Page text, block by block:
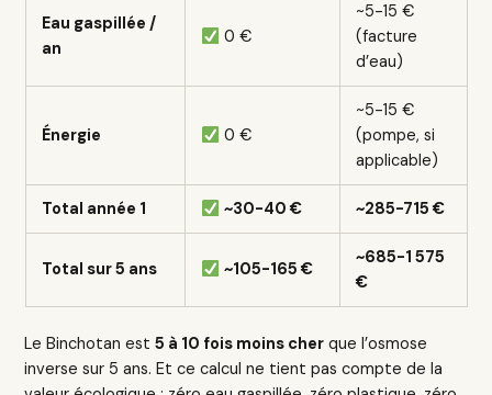
Eau gaspillée /
an
0 €
~5-15 €
(facture
d’eau)
Énergie 0 €
~5-15 €
(pompe, si
applicable)
Total année 1 ~30-40 € ~285-715 €
Total sur 5 ans ~105-165 €
~685-1 575
€
Le Binchotan est5 à 10 fois moins cher que l’osmose
inverse sur 5 ans. Et ce calcul ne tient pas compte de la